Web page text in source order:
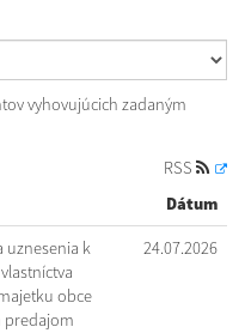
vyhovujúcich zadaným
RSS
Dátum
uznesenia k
obce
predajom
24.07.2026